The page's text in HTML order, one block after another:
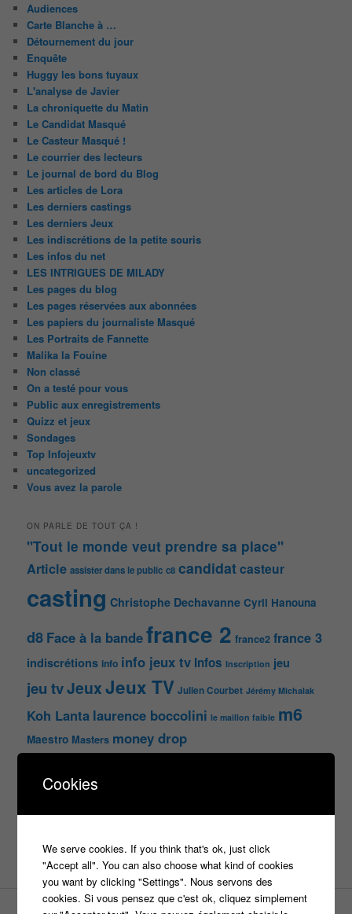
Audiences
Carte Blanche à …
Détournement du jour
Enquête
Huggy les bons tuyaux
L'analyse de Javier
La chroniquette du Matin
Le Candidat Masqué
Le Casteur Masqué !
Le courrier des lecteurs
Le journal de bord du Blog
Les articles de Lora
Les derniers castings
Les derniers Jeux
Les indiscrétions de la petite souris
Les infos du net
LES INTRIGUES DE MILADY
Les pages du blog
Les pages réservées aux abonnées
Les papiers du journaliste Masqué
Les Portraits de Fannette
Malika la Fouine
Non classé
On a testé pour vous
Public aux enregistrements
Quizz et jeux
Sondages
Top Infojeuxtv
uncategorized
Vous avez la parole
ON PARLE DE TOUT ÇA !
"Tout le monde veut prendre sa place"
Article assister dans le public c8 candidatcasteur
casting Christophe Dechavanne Cyril Hanouna
d8 Face à la bandefrance 2 france2 france 3
indiscrétions info info jeux tv Infos Inscription jeu
jeu tvJeuxJeux TV Julien Courbet Jérémy Michalak
Koh Lanta laurence boccolini le maillon faible m6
Maestro Masters money drop
tournagetv
Cookies
We serve cookies. If you think that's ok, just click
"Accept all". You can also choose what kind of cookies
you want by clicking "Settings". Nous servons des
cookies. Si vous pensez que c'est ok, cliquez simplement